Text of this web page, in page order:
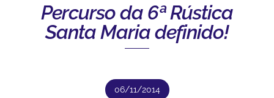
Percurso da 6ª Rústica
Santa Maria definido!
06/11/2014